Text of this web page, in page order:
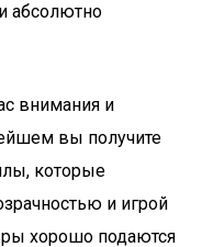
абсолютно
внимания и
вы получите
которые
и игрой
хорошо подаются